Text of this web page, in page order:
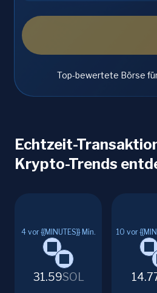
Top-bewertete Börse
Echtzeit-
Krypto-Trends
4 vor {{MINUTES}} Min.
31.59SOL
10 vor